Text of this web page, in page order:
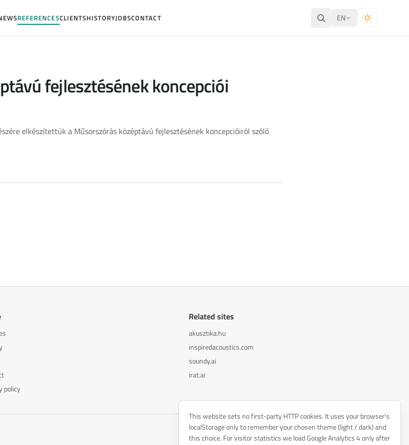
REFERENCESCLIENTSHISTORYJOBSCONTACT EN
fejlesztésének koncepciói
elkészítettük a Műsorszórás középtávú fejlesztésének koncepcióiról szóló
policy
Related sites
akusztika.hu
inspiredacoustics.com
soundy.ai
irat.ai
Privacy policy
This website sets no first-party HTTP cookies. It uses your browser's
localStorage only to remember your chosen theme (light / dark) and
this choice. For visitor statistics we load Google Analytics 4 only after